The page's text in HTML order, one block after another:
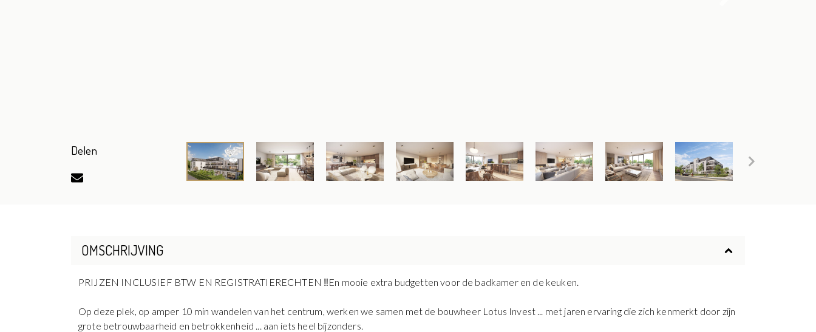
Delen
OMSCHRIJVING
PRIJZEN INCLUSIEF BTW EN REGISTRATIERECHTEN ‼️En mooie extra budgetten voor de badkamer en de keuken.
Op deze plek, op amper 10 min wandelen van het centrum, werken we samen met de bouwheer Lotus Invest ... met jaren ervaring die zich kenmerkt door zijn
grote betrouwbaarheid en betrokkenheid ... aan iets heel bijzonders.